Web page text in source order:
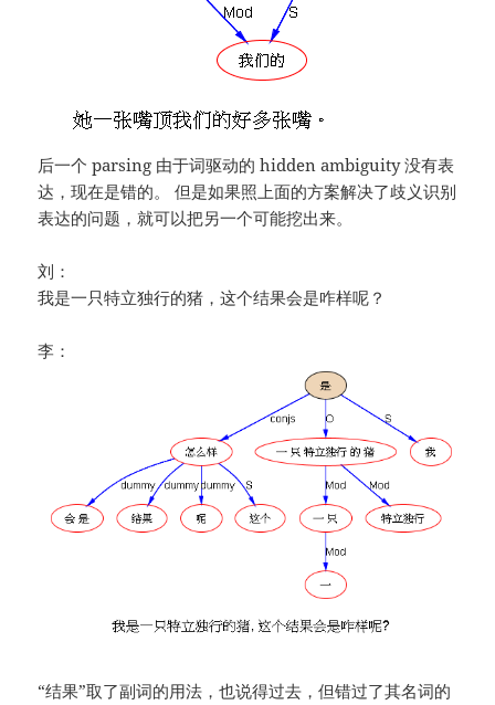
后一个 parsing 由于词驱动的 hidden ambiguity 没有表
达，现在是错的。 但是如果照上面的方案解决了歧义识别
表达的问题，就可以把另一个可能挖出来。
刘：
我是一只特立独行的猪，这个结果会是咋样呢？
李：
“结果”取了副词的用法，也说得过去，但错过了其名词的